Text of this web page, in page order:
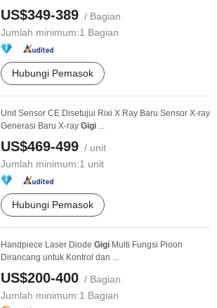
US$349-389 / Bagian
Jumlah minimum:1 Bagian
Hubungi Pemasok
Unit Sensor CE Disetujui Rixi X Ray Baru Sensor X-ray
Generasi Baru X-ray Gigi ...
US$469-499 / unit
Jumlah minimum:1 unit
Hubungi Pemasok
Handpiece Laser Diode Gigi Multi Fungsi Pioon
Dirancang untuk Kontrol dan ...
US$200-400 / Bagian
Jumlah minimum:1 Bagian